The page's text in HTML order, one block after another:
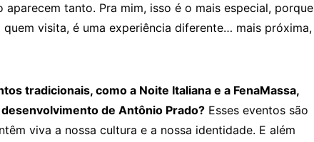
aparecem tanto. Pra mim, isso é o mais especial, porque
quem visita, é uma experiência diferente… mais próxima,
tradicionais, como a Noite Italiana e a FenaMassa,
de Antônio Prado? Esses eventos são
viva a nossa cultura e a nossa identidade. E além